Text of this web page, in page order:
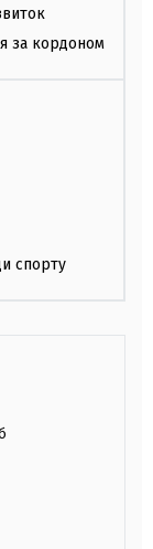
за кордоном
спорту